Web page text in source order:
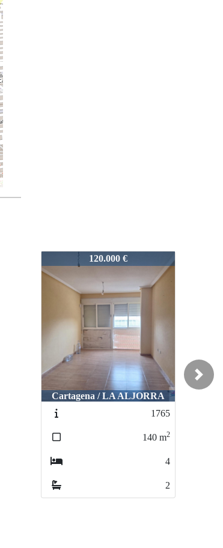
130.000 €
Cartagena / VEREDA SAN
FELIX
Noved
1787
90 m2
3
1
Next